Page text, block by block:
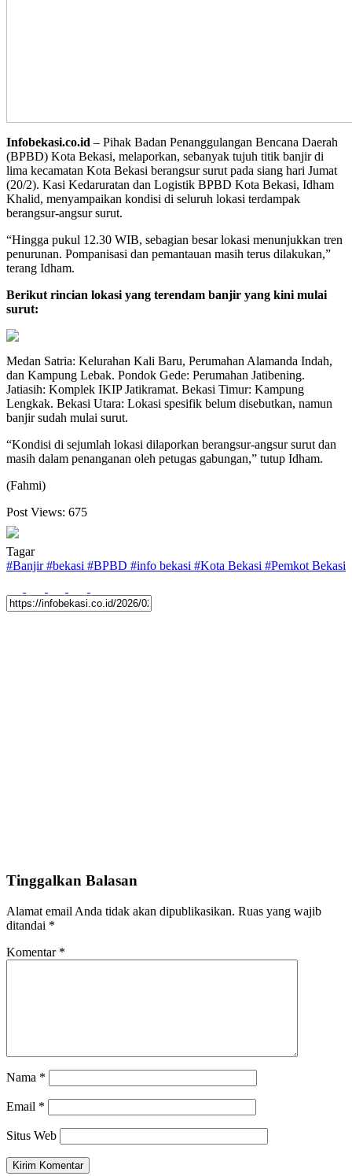
Infobekasi.co.id – Pihak Badan Penanggulangan Bencana Daerah
(BPBD) Kota Bekasi, melaporkan, sebanyak tujuh titik banjir di
lima kecamatan Kota Bekasi berangsur surut pada siang hari Jumat
(20/2). Kasi Kedaruratan dan Logistik BPBD Kota Bekasi, Idham
Khalid, menyampaikan kondisi di seluruh lokasi terdampak
berangsur-angsur surut.
“Hingga pukul 12.30 WIB, sebagian besar lokasi menunjukkan tren
penurunan. Pompanisasi dan pemantauan masih terus dilakukan,”
terang Idham.
Berikut rincian lokasi yang terendam banjir yang kini mulai
surut:
Medan Satria: Kelurahan Kali Baru, Perumahan Alamanda Indah,
dan Kampung Lebak. Pondok Gede: Perumahan Jatibening.
Jatiasih: Komplek IKIP Jatikramat. Bekasi Timur: Kampung
Lengkak. Bekasi Utara: Lokasi spesifik belum disebutkan, namun
banjir sudah mulai surut.
“Kondisi di sejumlah lokasi dilaporkan berangsur-angsur surut dan
masih dalam penanganan oleh petugas gabungan,” tutup Idham.
(Fahmi)
Post Views: 675
Tagar
#Banjir#bekasi #BPBD #info bekasi #Kota Bekasi #Pemkot Bekasi
Tinggalkan Balasan
Alamat email Anda tidak akan dipublikasikan. Ruas yang wajib
ditandai *
Komentar *
Nama *
Email *
Situs Web